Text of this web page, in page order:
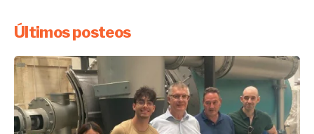
Últimos posteos